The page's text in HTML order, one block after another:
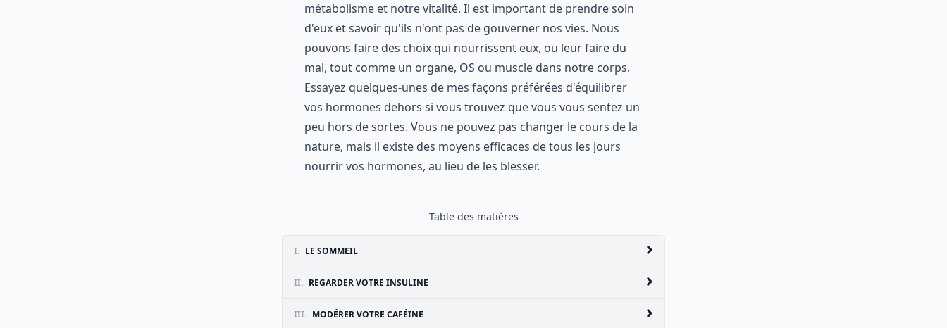
métabolisme et notre vitalité. Il est important de prendre soin
d'eux et savoir qu'ils n'ont pas de gouverner nos vies. Nous
pouvons faire des choix qui nourrissent eux, ou leur faire du
mal, tout comme un organe, OS ou muscle dans notre corps.
Essayez quelques-unes de mes façons préférées d'équilibrer
vos hormones dehors si vous trouvez que vous vous sentez un
peu hors de sortes. Vous ne pouvez pas changer le cours de la
nature, mais il existe des moyens efficaces de tous les jours
nourrir vos hormones, au lieu de les blesser.
Table des matières
I. LE SOMMEIL
II. REGARDER VOTRE INSULINE
III. MODÉRER VOTRE CAFÉINE